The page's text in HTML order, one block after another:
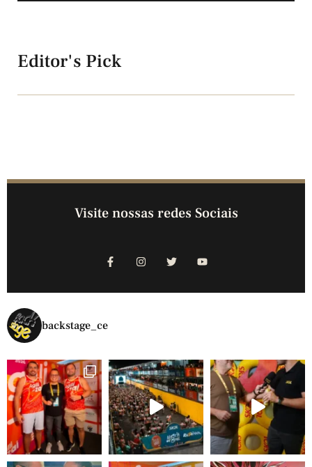
Editor's Pick
Visite nossas redes Sociais
backstage_ce